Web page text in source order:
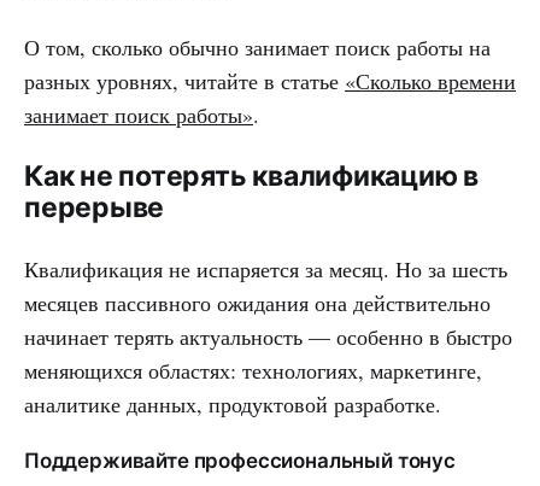
О том, сколько обычно занимает поиск работы на
разных уровнях, читайте в статье «Сколько времени
занимает поиск работы».
Как не потерять квалификацию в
перерыве
Квалификация не испаряется за месяц. Но за шесть
месяцев пассивного ожидания она действительно
начинает терять актуальность — особенно в быстро
меняющихся областях: технологиях, маркетинге,
аналитике данных, продуктовой разработке.
Поддерживайте профессиональный тонус